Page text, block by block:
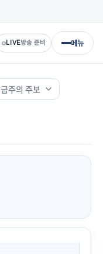
LIVE방송 준비 메뉴
금주의 주보